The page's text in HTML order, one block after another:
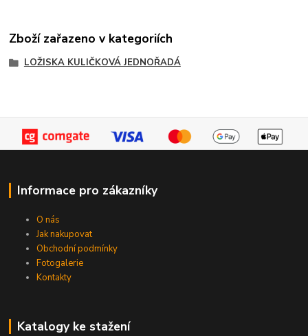
Zboží zařazeno v kategoriích
LOŽISKA KULIČKOVÁ JEDNOŘADÁ
Informace pro zákazníky
O nás
Jak nakupovat
Obchodní podmínky
Fotogalerie
Kontakty
Katalogy ke stažení